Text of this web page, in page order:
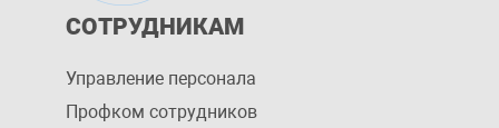
СОТРУДНИКАМ
Управление персоналa
Профком сотрудников